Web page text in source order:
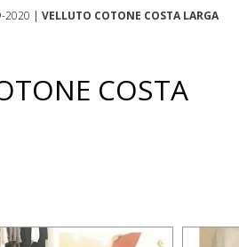
2020 | VELLUTO COTONE COSTA LARGA
COSTA